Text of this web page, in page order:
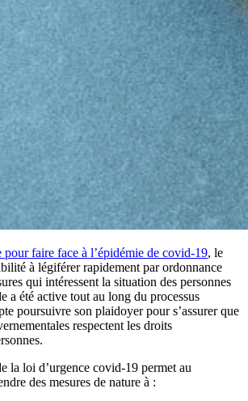
pour faire face à l’épidémie de covid-19, le
à légiférer rapidement par ordonnance
qui intéressent la situation des personnes
a été active tout au long du processus
poursuivre son plaidoyer pour s’assurer que
respectent les droits
la loi d’urgence covid-19 permet au
des mesures de nature à :